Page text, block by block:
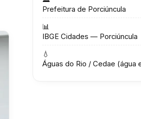
Prefeitura de Porciúncula
📊
IBGE Cidades — Porciúncula
💧
Águas do Rio / Cedae (água